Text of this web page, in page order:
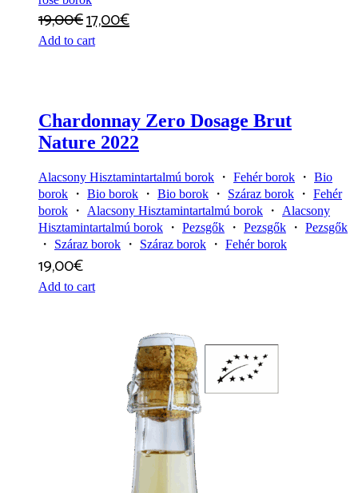
19,00€17,00€
Add to cart
Chardonnay Zero Dosage Brut
Nature 2022
Alacsony Hisztamintartalmú borok ・ Fehér borok ・ Bio
borok ・ Bio borok ・ Bio borok ・ Száraz borok ・ Fehér
borok ・ Alacsony Hisztamintartalmú borok ・ Alacsony
Hisztamintartalmú borok ・ Pezsgők ・ Pezsgők ・ Pezsgők
・ Száraz borok ・ Száraz borok ・ Fehér borok
19,00€
Add to cart